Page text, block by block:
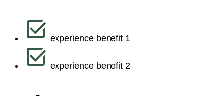
experience benefit 1
experience benefit 2